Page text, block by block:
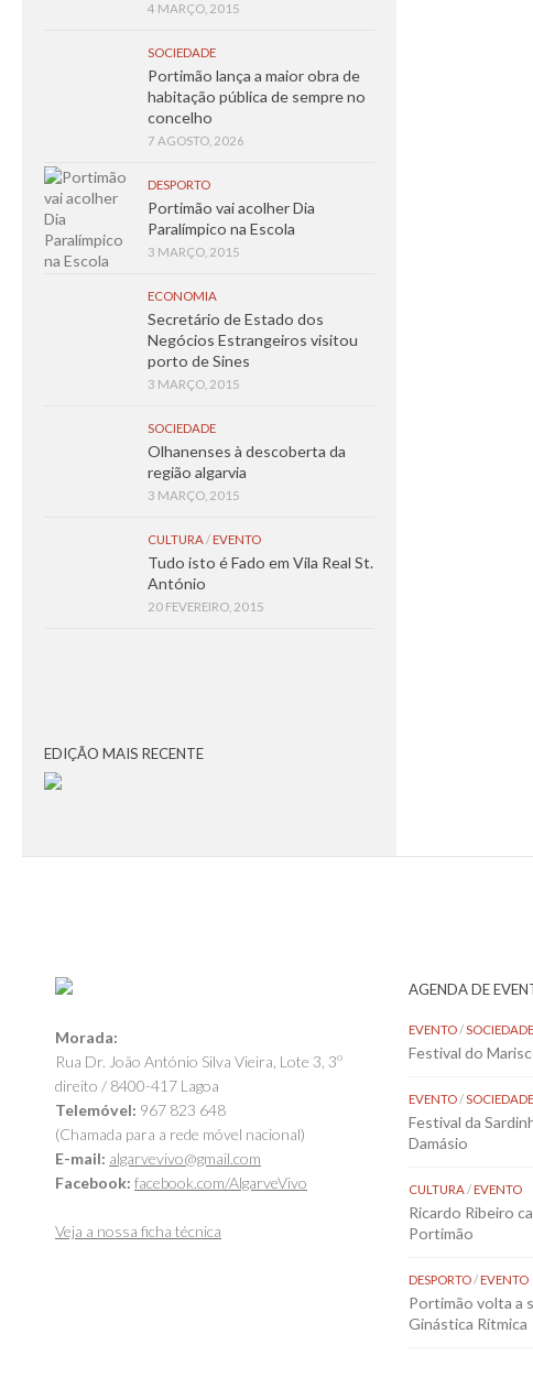
4 MARÇO, 2015
SOCIEDADE
Portimão lança a maior obra de
habitação pública de sempre no
concelho
7 AGOSTO, 2026
DESPORTO
Portimão vai acolher Dia
Paralímpico na Escola
3 MARÇO, 2015
ECONOMIA
Secretário de Estado dos
Negócios Estrangeiros visitou
porto de Sines
3 MARÇO, 2015
SOCIEDADE
Olhanenses à descoberta da
região algarvia
3 MARÇO, 2015
CULTURA/ EVENTO
Tudo isto é Fado em Vila Real St.
António
20 FEVEREIRO, 2015
EDIÇÃO MAIS RECENTE
Morada:
Rua Dr. João António Silva Vieira, Lote 3, 3º
direito / 8400-417 Lagoa
Telemóvel: 967 823 648
(Chamada para a rede móvel nacional)
E-mail: algarvevivo@gmail.com
Facebook: facebook.com/AlgarveVivo
Veja a nossa ficha técnica
AGENDA DE
EVENTO/SOCIEDADE
Festival do
EVENTO/SOCIEDADE
Festival da
Damásio
CULTURA/EVENTO
Ricardo Ribeiro
Portimão
DESPORTO/EVENTO
Portimão volta a
Ginástica Rítmica